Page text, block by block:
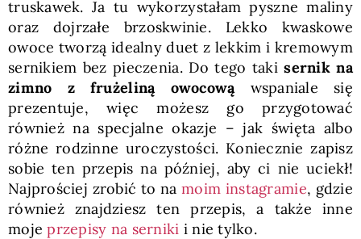
truskawek. Ja tu wykorzystałam pyszne maliny
oraz dojrzałe brzoskwinie. Lekko kwaskowe
owoce tworzą idealny duet z lekkim i kremowym
sernikiem bez pieczenia. Do tego takisernik na
zimno z frużeliną owocowąwspaniale się
prezentuje, więc możesz go przygotować
również na specjalne okazje – jak święta albo
różne rodzinne uroczystości. Koniecznie zapisz
sobie ten przepis na później, aby ci nie uciekł!
Najprościej zrobić to namoim instagramie, gdzie
również znajdziesz ten przepis, a także inne
mojeprzepisy na serniki i nie tylko.